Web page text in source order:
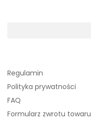
Regulamin
Polityka prywatności
FAQ
Formularz zwrotu towaru